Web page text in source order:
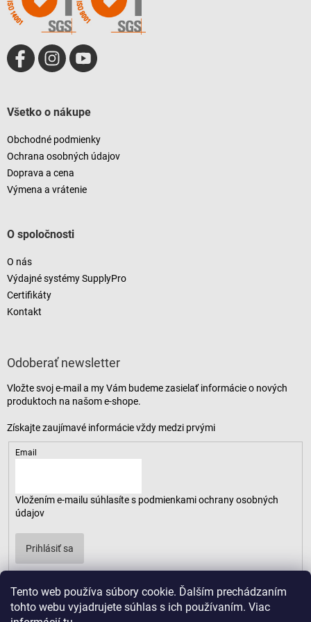
Tento web používa súbory cookie. Ďalším prechádzaním
tohto webu vyjadrujete súhlas s ich používaním. Viac
Všetko o nákupe
Obchodné podmienky
Ochrana osobných údajov
Doprava a cena
Výmena a vrátenie
O spoločnosti
O nás
Výdajné systémy SupplyPro
Certifikáty
Kontakt
Odoberať newsletter
Vložte svoj e-mail a my Vám budeme zasielať informácie o nových
produktoch na našom e-shope.
Email
Vložením e-mailu súhlasíte s podmienkami ochrany osobných
údajov
Prihlásiť sa